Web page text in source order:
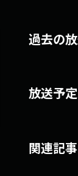
過去の
放送予定
関連記事